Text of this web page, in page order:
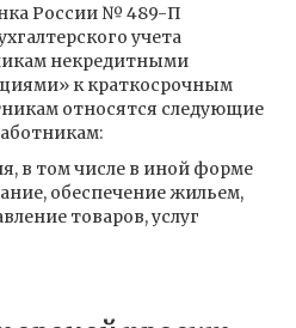
России № 489-П
учета
некредитными
к краткосрочным
относятся следующие
в том числе в иной форме
обеспечение жильем,
товаров, услуг